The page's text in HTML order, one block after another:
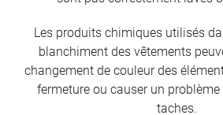
Les produits chimiques utilisés
blanchiment des vêtements
changement de couleur des
fermeture ou causer un
taches.